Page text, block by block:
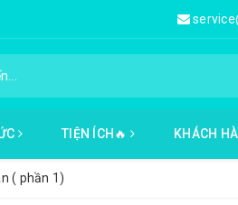
TIỆN ÍCH🔥 KHÁCH
( phần 1)